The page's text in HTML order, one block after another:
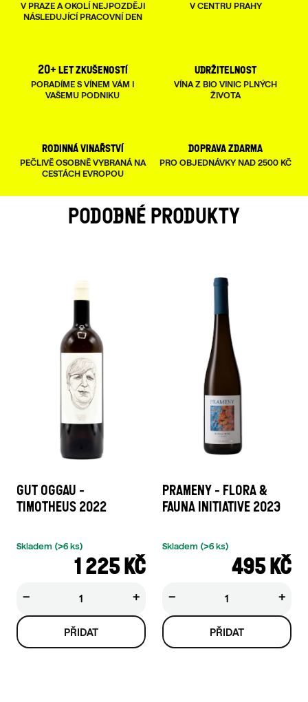
V PRAZE A OKOLÍ NEJPOZDĚJI
NÁSLEDUJÍCÍ PRACOVNÍ DEN
V CENTRU PRAHY
20+ let zkušeností
PORADÍME S VÍNEM VÁM I
VAŠEMU PODNIKU
udržitelnost
VÍNA Z BIO VINIC PLNÝCH
ŽIVOTA
rodinná vinařství
PEČLIVĚ OSOBNĚ VYBRANÁ NA
CESTÁCH EVROPOU
doprava zdarma
PRO OBJEDNÁVKY NAD 2500 KČ
PODOBNÉ PRODUKTY
GUT OGGAU -
TIMOTHEUS 2022
1 225 KČ
Skladem (>6 ks)
+
−
PRAMENY - FLORA &
FAUNA INITIATIVE 2023
495 KČ
Skladem (>6 ks)
+
−